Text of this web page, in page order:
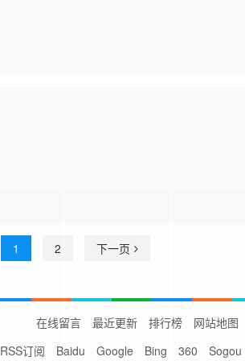
1 2 下一页
在线留言 最近更新 排行榜
网站地图
RSS订阅
Baidu Google Bing 360 Sogou